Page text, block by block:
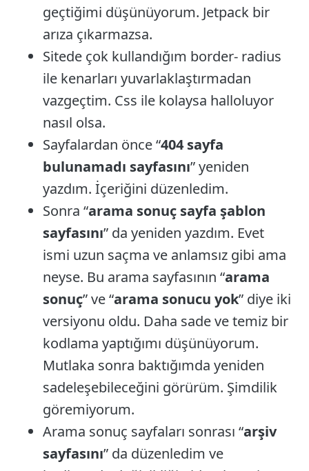
geçtiğimi düşünüyorum. Jetpack bir
arıza çıkarmazsa.
Sitede çok kullandığım border- radius
ile kenarları yuvarlaklaştırmadan
vazgeçtim. Css ile kolaysa halloluyor
nasıl olsa.
Sayfalardan önce “404 sayfa
bulunamadı sayfasını” yeniden
yazdım. İçeriğini düzenledim.
Sonra “arama sonuç sayfa şablon
sayfasını” da yeniden yazdım. Evet
ismi uzun saçma ve anlamsız gibi ama
neyse. Bu arama sayfasının “arama
sonuç” ve “arama sonucu yok” diye iki
versiyonu oldu. Daha sade ve temiz bir
kodlama yaptığımı düşünüyorum.
Mutlaka sonra baktığımda yeniden
sadeleşebileceğini görürüm. Şimdilik
göremiyorum.
Arama sonuç sayfaları sonrası “arşiv
sayfasını” da düzenledim ve